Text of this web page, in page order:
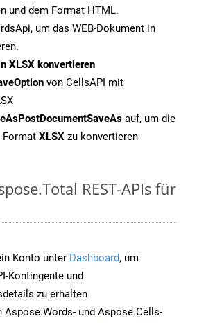
und dem Format HTML.
um das WEB-Dokument in
XLSX konvertieren
von CellsAPI mit
auf, um die
Format XLSX zu konvertieren
REST-APIs für
Konto unter Dashboard, um
Kontingente und
zu erhalten
Aspose.Words- und Aspose.Cells-